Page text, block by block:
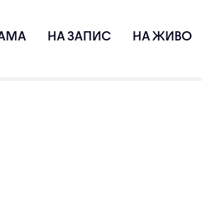
НА ЗАПИС НА ЖИВО